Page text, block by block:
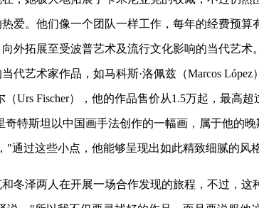
爱。他们像一个团队一样工作，每年的经费预算
外拓展至受波普艺术及流行文化影响的当代艺术
代艺术家作品，如马科斯·洛佩兹（Marcos
（Urs Fischer），他的作品售价从1.5万起，最高
奇特斯坦以中国画手法创作的一幅画，属于他的
"通过这些小点，他能够呈现出如此精致细腻的风
冬泽两人在开展一场合作发现的旅程，不过，这